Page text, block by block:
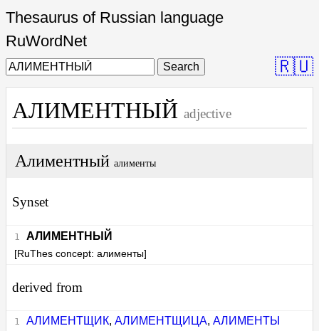
Thesaurus of Russian language
RuWordNet
Search 🇷🇺
АЛИМЕНТНЫЙ adjective
Алиментный алименты
Synset
АЛИМЕНТНЫЙ
[RuThes concept: алименты]
derived from
АЛИМЕНТЩИК, АЛИМЕНТЩИЦА, АЛИМЕНТЫ